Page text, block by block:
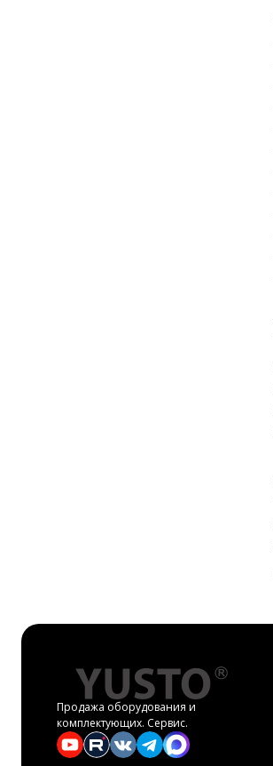
Продажа оборудования и
комплектующих. Сервис.